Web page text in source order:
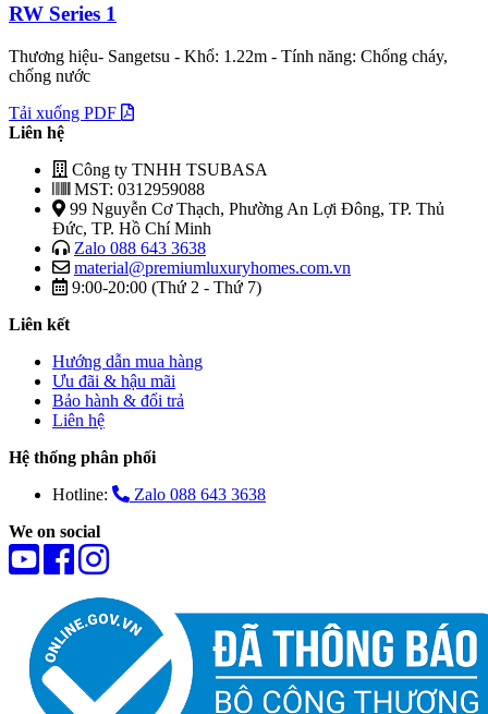
RW Series 1
Thương hiệu- Sangetsu - Khổ: 1.22m - Tính năng: Chống cháy,
chống nước
Tải xuống PDF
Liên hệ
Công ty TNHH TSUBASA
MST: 0312959088
99 Nguyễn Cơ Thạch, Phường An Lợi Đông, TP. Thủ
Đức, TP. Hồ Chí Minh
Zalo 088 643 3638
material@premiumluxuryhomes.com.vn
9:00-20:00 (Thứ 2 - Thứ 7)
Liên kết
Hướng dẫn mua hàng
Ưu đãi & hậu mãi
Bảo hành & đổi trả
Liên hệ
Hệ thống phân phối
Hotline:
Zalo 088 643 3638
We on social